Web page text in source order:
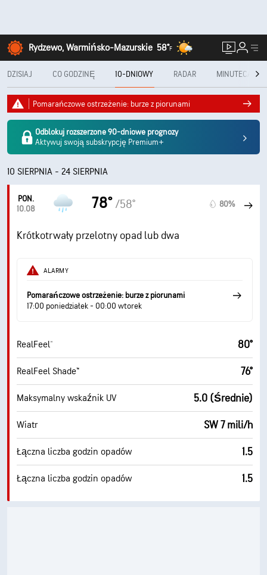
Rydzewo, Warmińsko-Mazurskie 58°F
DZISIAJ CO GODZINĘ 10-DNIOWY RADAR MINUTECAST®
Pomarańczowe ostrzeżenie: burze z piorunami
Odblokuj rozszerzone 90-dniowe prognozy
Aktywuj swoją subskrypcję Premium+
10 SIERPNIA - 24 SIERPNIA
PON.
10.08
78° /58° 80%
Krótkotrwały przelotny opad lub dwa
ALARMY
Pomarańczowe ostrzeżenie: burze z piorunami
17:00 poniedziałek - 00:00 wtorek
RealFeel® 80°
RealFeel Shade™ 76°
Maksymalny wskaźnik UV 5.0 (Średnie)
Wiatr SW 7 mili/h
Łączna liczba godzin opadów 1.5
Łączna liczba godzin opadów 1.5